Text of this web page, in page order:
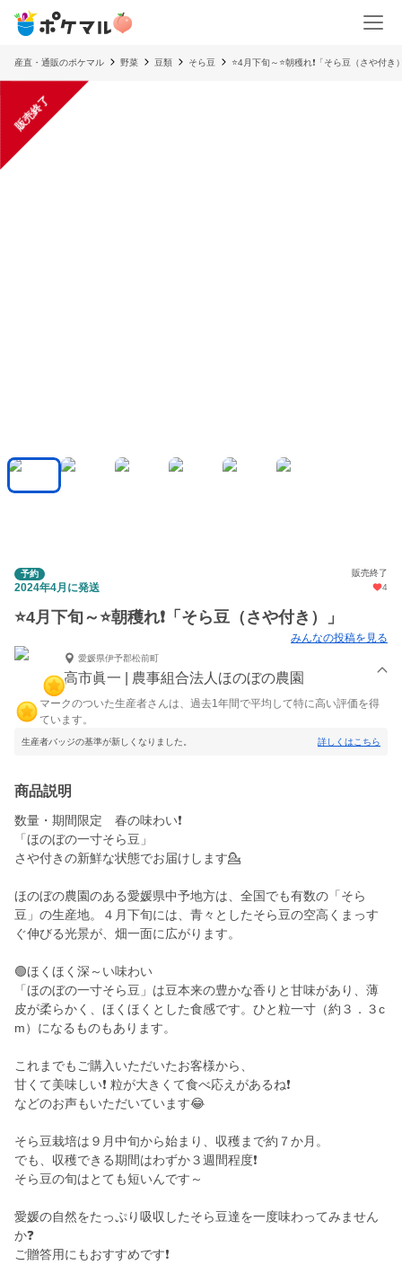
産直・通販のポケマル 野菜 豆類 そら豆 ⭐4月下旬～⭐朝穫れ❗「そら豆（さや付き
販売終了
予約 販売終了
2024年4月に発送 4
⭐4月下旬～⭐朝穫れ❗「そら豆（さや付き）」
みんなの投稿を見る
愛媛県伊予郡松前町
高市眞一 | 農事組合法人ほのぼの農園
マークのついた生産者さんは、過去1年間で平均して特に高い評価を得
ています。
生産者バッジの基準が新しくなりました。 詳しくはこちら
商品説明
数量・期間限定 春の味わい❗
「ほのぼの一寸そら豆」
さや付きの新鮮な状態でお届けします💁
ほのぼの農園のある愛媛県中予地方は、全国でも有数の「そら
豆」の生産地。４月下旬には、青々としたそら豆の空高くまっす
ぐ伸びる光景が、畑一面に広がります。
🟢ほくほく深～い味わい
「ほのぼの一寸そら豆」は豆本来の豊かな香りと甘味があり、薄
皮が柔らかく、ほくほくとした食感です。ひと粒一寸（約３．３c
m）になるものもあります。
これまでもご購入いただいたお客様から、
甘くて美味しい❗ 粒が大きくて食べ応えがあるね❗
などのお声もいただいています😂
そら豆栽培は９月中旬から始まり、収穫まで約７か月。
でも、収穫できる期間はわずか３週間程度❗
そら豆の旬はとても短いんです～
愛媛の自然をたっぷり吸収したそら豆達を一度味わってみません
か❓
ご贈答用にもおすすめです❗